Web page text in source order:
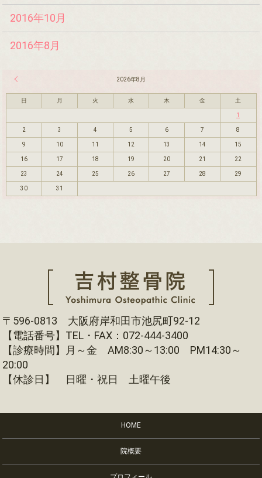
2016年10月
2016年8月
2026年8月
日 月 火 水 木 金 土
1
2 3 4 5 6 7 8
9 10 11 12 13 14 15
16 17 18 19 20 21 22
23 24 25 26 27 28 29
30 31
〒596-0813 大阪府岸和田市池尻町92-12
【電話番号】TEL・FAX：072-444-3400
【診療時間】月～金 AM8:30～13:00 PM14:30～
20:00
【休診日】 日曜・祝日 土曜午後
HOME
院概要